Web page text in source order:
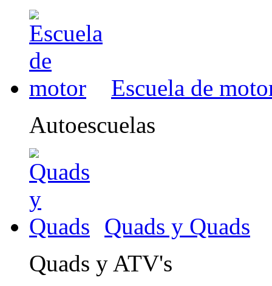
Escuela de
Autoescuelas
Quads y Quads
Quads y ATV's